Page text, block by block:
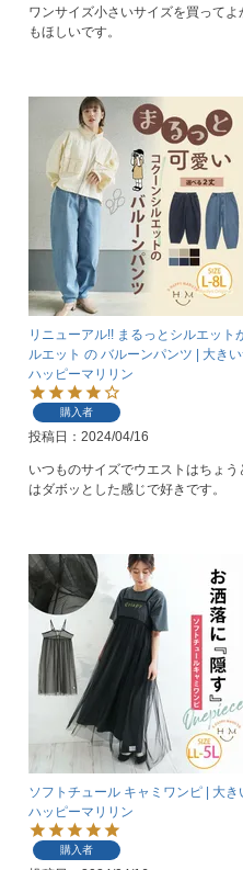
ワンサイズ小さいサイズを買って
もほしいです。
リニューアル!! まるっとシルエット
ルエット の バルーンパンツ | 大き
ハッピーマリリン
購入者
投稿日 2024/04/16
いつものサイズでウエストはちょ
はダボッとした感じで好きです。
ソフトチュール キャミワンピ | 大き
ハッピーマリリン
購入者